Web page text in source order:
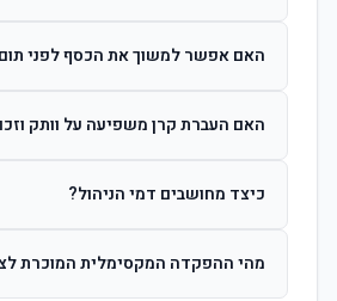
ההשקעות. קרן מסלולית עוקבת אחרי מדד
האם אפשר למשוך את הכסף לפני תום 6 שנים?
הרווחים. לאחר 6 שנים ניתן למשוך
האם העברת קרן משפיעה על וותק
החברות. הוותק ממשיך להיספר מיום
כיצד מחושבים דמי הניהול?
ומתן על שיעורם בעת הצטרפות.
מהי ההפקדה המקסימלית המוכרת